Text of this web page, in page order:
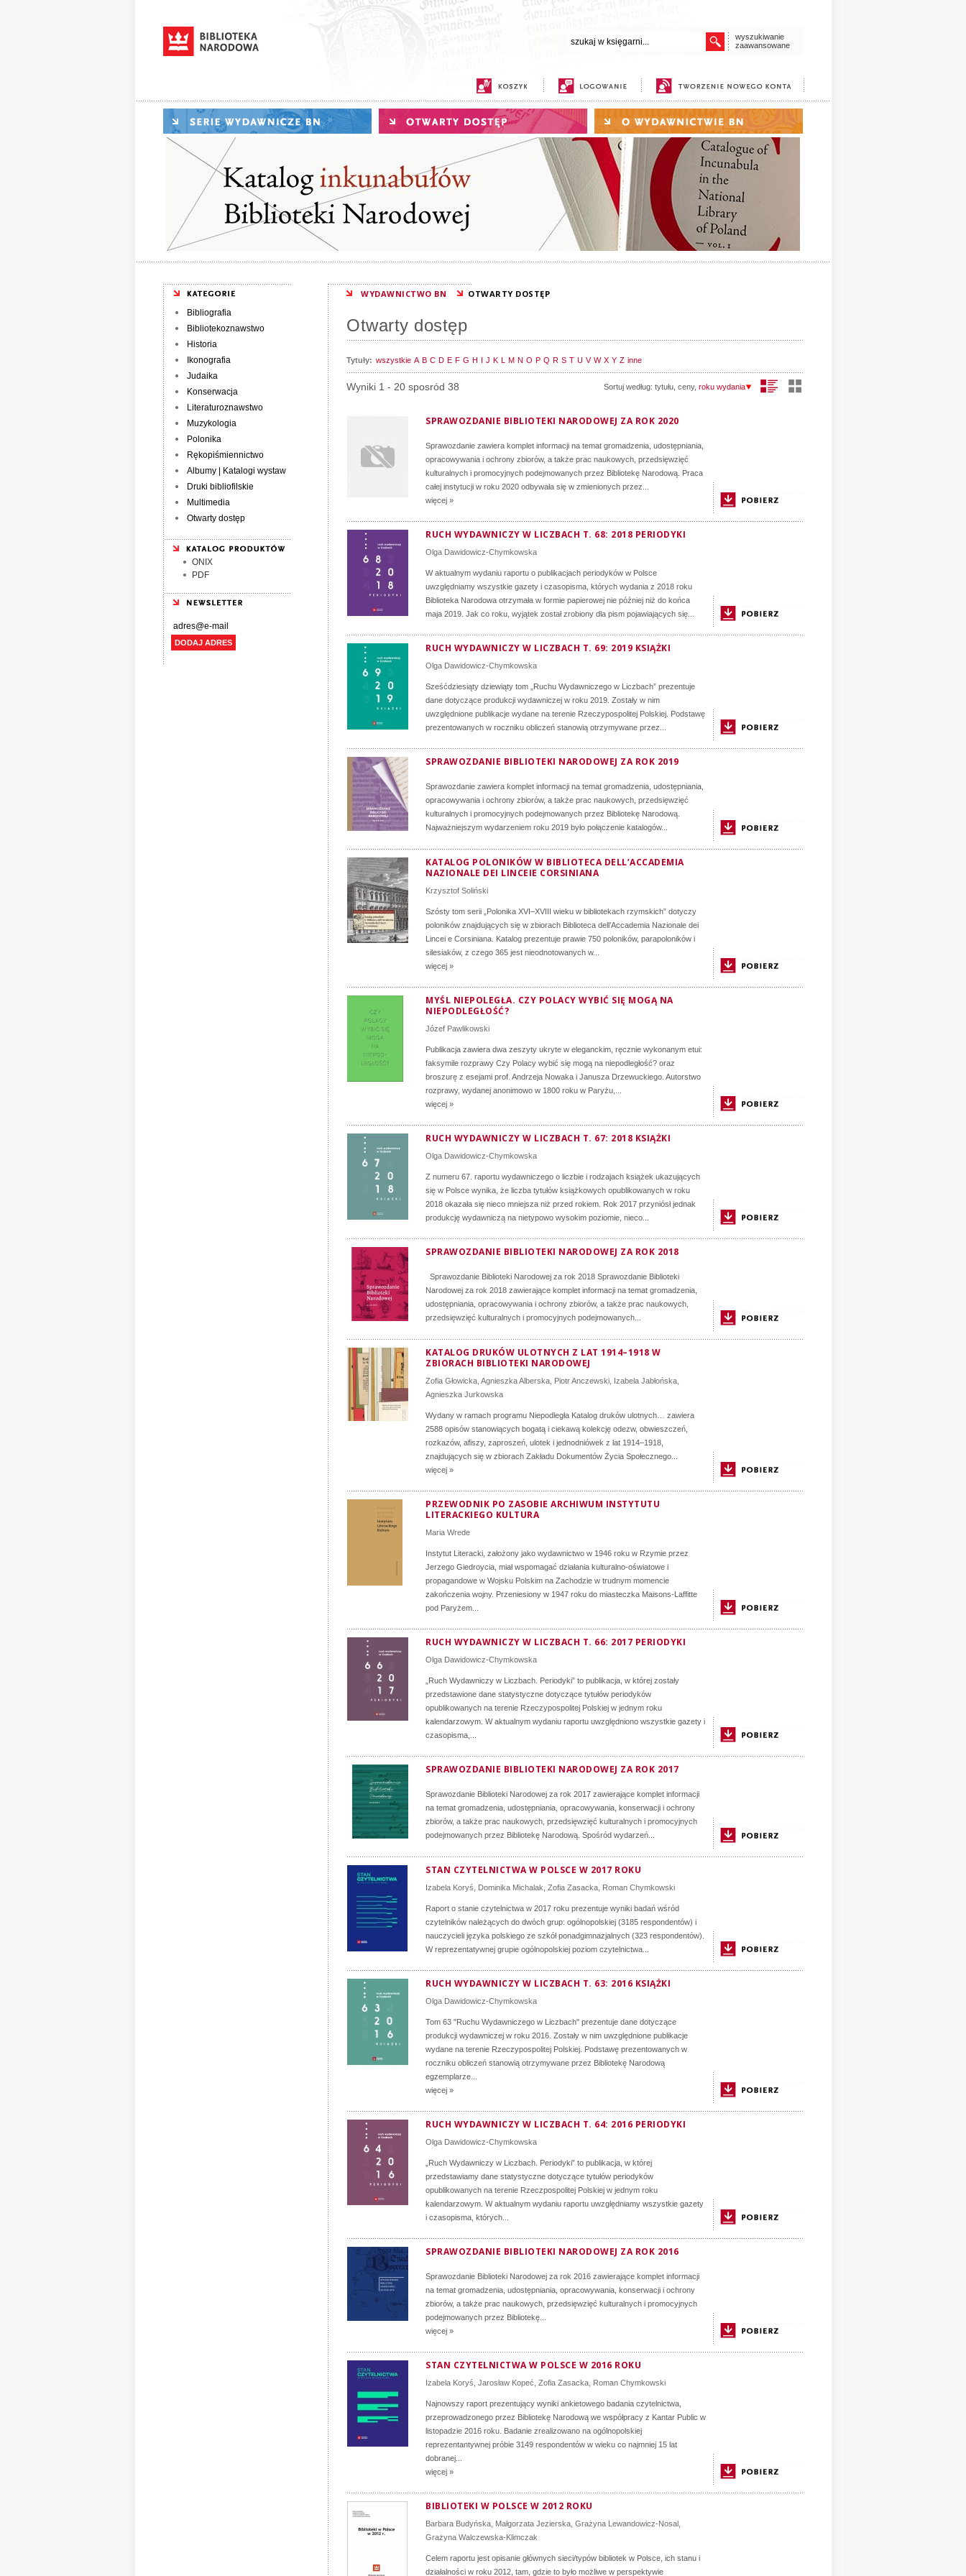
wyszukiwanie
zaawansowane
Bibliografia
Bibliotekoznawstwo
Historia
Ikonografia
Judaika
Konserwacja
Literaturoznawstwo
Muzykologia
Polonika
Rękopiśmiennictwo
Albumy | Katalogi wystaw
Druki bibliofilskie
Multimedia
Otwarty dostęp
ONIX
PDF
DODAJ ADRES
WYDAWNICTWO BN OTWARTY DOSTĘP
Otwarty dostęp
Tytuły: wszystkie A B C D E F G H I J K L M N O P Q R S T U V W X Y Z inne
Sortuj według: tytułu ceny, roku wydania
Wyniki 1 - 20 sposród 38
SPRAWOZDANIE BIBLIOTEKI NARODOWEJ ZA ROK 2020
Sprawozdanie zawiera komplet informacji na temat gromadzenia, udostępniania,
opracowywania i ochrony zbiorów, a także prac naukowych, przedsięwzięć
kulturalnych i promocyjnych podejmowanych przez Bibliotekę Narodową. Praca
całej instytucji w roku 2020 odbywała się w zmienionych przez...
więcej »
RUCH WYDAWNICZY W LICZBACH T. 68: 2018 PERIODYKI
Olga Dawidowicz-Chymkowska
W aktualnym wydaniu raportu o publikacjach periodyków w Polsce
uwzględniamy wszystkie gazety i czasopisma, których wydania z 2018 roku
Biblioteka Narodowa otrzymała w formie papierowej nie później niż do końca
maja 2019. Jak co roku, wyjątek został zrobiony dla pism pojawiających się...
RUCH WYDAWNICZY W LICZBACH T. 69: 2019 KSIĄŻKI
Olga Dawidowicz-Chymkowska
Sześćdziesiąty dziewiąty tom „Ruchu Wydawniczego w Liczbach” prezentuje
dane dotyczące produkcji wydawniczej w roku 2019. Zostały w nim
uwzględnione publikacje wydane na terenie Rzeczypospolitej Polskiej. Podstawę
prezentowanych w roczniku obliczeń stanowią otrzymywane przez...
SPRAWOZDANIE BIBLIOTEKI NARODOWEJ ZA ROK 2019
Sprawozdanie zawiera komplet informacji na temat gromadzenia, udostępniania,
opracowywania i ochrony zbiorów, a także prac naukowych, przedsięwzięć
kulturalnych i promocyjnych podejmowanych przez Bibliotekę Narodową.
Najważniejszym wydarzeniem roku 2019 było połączenie katalogów...
KATALOG POLONIKÓW W BIBLIOTECA DELL’ACCADEMIA
NAZIONALE DEI LINCEIE CORSINIANA
Krzysztof Soliński
Szósty tom serii „Polonika XVI–XVIII wieku w bibliotekach rzymskich” dotyczy
poloników znajdujących się w zbiorach Biblioteca dell’Accademia Nazionale dei
Lincei e Corsiniana. Katalog prezentuje prawie 750 poloników, parapoloników i
silesiaków, z czego 365 jest nieodnotowanych w...
więcej »
MYŚL NIEPOLEGŁA. CZY POLACY WYBIĆ SIĘ MOGĄ NA
NIEPODLEGŁOŚĆ?
Józef Pawlikowski
Publikacja zawiera dwa zeszyty ukryte w eleganckim, ręcznie wykonanym etui:
faksymile rozprawy Czy Polacy wybić się mogą na niepodległość? oraz
broszurę z esejami prof. Andrzeja Nowaka i Janusza Drzewuckiego. Autorstwo
rozprawy, wydanej anonimowo w 1800 roku w Paryżu,...
więcej »
RUCH WYDAWNICZY W LICZBACH T. 67: 2018 KSIĄŻKI
Olga Dawidowicz-Chymkowska
Z numeru 67. raportu wydawniczego o liczbie i rodzajach książek ukazujących
się w Polsce wynika, że liczba tytułów książkowych opublikowanych w roku
2018 okazała się nieco mniejsza niż przed rokiem. Rok 2017 przyniósł jednak
produkcję wydawniczą na nietypowo wysokim poziomie, nieco...
SPRAWOZDANIE BIBLIOTEKI NARODOWEJ ZA ROK 2018
Sprawozdanie Biblioteki Narodowej za rok 2018 Sprawozdanie Biblioteki
Narodowej za rok 2018 zawierające komplet informacji na temat gromadzenia,
udostępniania, opracowywania i ochrony zbiorów, a także prac naukowych,
przedsięwzięć kulturalnych i promocyjnych podejmowanych...
KATALOG DRUKÓW ULOTNYCH Z LAT 1914–1918 W
ZBIORACH BIBLIOTEKI NARODOWEJ
Zofia Głowicka Agnieszka Alberska Piotr Anczewski Izabela Jabłońska
Agnieszka Jurkowska
Wydany w ramach programu Niepodległa Katalog druków ulotnych… zawiera
2588 opisów stanowiących bogatą i ciekawą kolekcję odezw, obwieszczeń,
rozkazów, afiszy, zaproszeń, ulotek i jednodniówek z lat 1914–1918,
znajdujących się w zbiorach Zakładu Dokumentów Życia Społecznego...
więcej »
PRZEWODNIK PO ZASOBIE ARCHIWUM INSTYTUTU
LITERACKIEGO KULTURA
Maria Wrede
Instytut Literacki, założony jako wydawnictwo w 1946 roku w Rzymie przez
Jerzego Giedroycia, miał wspomagać działania kulturalno-oświatowe i
propagandowe w Wojsku Polskim na Zachodzie w trudnym momencie
zakończenia wojny. Przeniesiony w 1947 roku do miasteczka Maisons-Laffitte
pod Paryżem...
RUCH WYDAWNICZY W LICZBACH T. 66: 2017 PERIODYKI
Olga Dawidowicz-Chymkowska
„Ruch Wydawniczy w Liczbach. Periodyki” to publikacja, w której zostały
przedstawione dane statystyczne dotyczące tytułów periodyków
opublikowanych na terenie Rzeczypospolitej Polskiej w jednym roku
kalendarzowym. W aktualnym wydaniu raportu uwzględniono wszystkie gazety i
czasopisma,...
SPRAWOZDANIE BIBLIOTEKI NARODOWEJ ZA ROK 2017
Sprawozdanie Biblioteki Narodowej za rok 2017 zawierające komplet informacji
na temat gromadzenia, udostępniania, opracowywania, konserwacji i ochrony
zbiorów, a także prac naukowych, przedsięwzięć kulturalnych i promocyjnych
podejmowanych przez Bibliotekę Narodową. Spośród wydarzeń...
STAN CZYTELNICTWA W POLSCE W 2017 ROKU
Izabela Koryś Dominika Michalak Zofia Zasacka Roman Chymkowski
Raport o stanie czytelnictwa w 2017 roku prezentuje wyniki badań wśród
czytelników należących do dwóch grup: ogólnopolskiej (3185 respondentów) i
nauczycieli języka polskiego ze szkół ponadgimnazjalnych (323 respondentów).
W reprezentatywnej grupie ogólnopolskiej poziom czytelnictwa...
RUCH WYDAWNICZY W LICZBACH T. 63: 2016 KSIĄŻKI
Olga Dawidowicz-Chymkowska
Tom 63 "Ruchu Wydawniczego w Liczbach" prezentuje dane dotyczące
produkcji wydawniczej w roku 2016. Zostały w nim uwzględnione publikacje
wydane na terenie Rzeczypospolitej Polskiej. Podstawę prezentowanych w
roczniku obliczeń stanowią otrzymywane przez Bibliotekę Narodową
egzemplarze...
więcej »
RUCH WYDAWNICZY W LICZBACH T. 64: 2016 PERIODYKI
Olga Dawidowicz-Chymkowska
„Ruch Wydawniczy w Liczbach. Periodyki” to publikacja, w której
przedstawiamy dane statystyczne dotyczące tytułów periodyków
opublikowanych na terenie Rzeczpospolitej Polskiej w jednym roku
kalendarzowym. W aktualnym wydaniu raportu uwzględniamy wszystkie gazety
i czasopisma, których...
SPRAWOZDANIE BIBLIOTEKI NARODOWEJ ZA ROK 2016
Sprawozdanie Biblioteki Narodowej za rok 2016 zawierające komplet informacji
na temat gromadzenia, udostępniania, opracowywania, konserwacji i ochrony
zbiorów, a także prac naukowych, przedsięwzięć kulturalnych i promocyjnych
podejmowanych przez Bibliotekę...
więcej »
STAN CZYTELNICTWA W POLSCE W 2016 ROKU
Izabela Koryś Jarosław Kopeć Zofia Zasacka Roman Chymkowski
Najnowszy raport prezentujący wyniki ankietowego badania czytelnictwa,
przeprowadzonego przez Bibliotekę Narodową we współpracy z Kantar Public w
listopadzie 2016 roku. Badanie zrealizowano na ogólnopolskiej
reprezentantywnej próbie 3149 respondentów w wieku co najmniej 15 lat
dobranej...
więcej »
BIBLIOTEKI W POLSCE W 2012 ROKU
Barbara Budyńska Małgorzata Jezierska Grażyna Lewandowicz-Nosal
Grażyna Walczewska-Klimczak
Celem raportu jest opisanie głównych sieci/typów bibliotek w Polsce, ich stanu i
działalności w roku 2012, tam, gdzie to było możliwe w perspektywie